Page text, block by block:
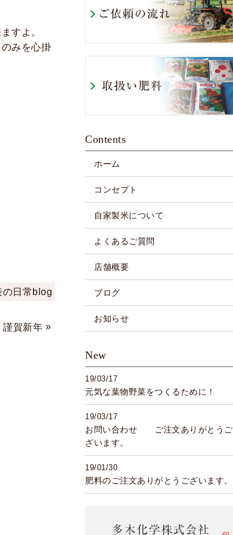
すよ。
みを心掛
の日常blog
謹賀新年 »
Contents
ホーム
コンセプト
自家製米について
よくあるご質問
店舗概要
ブログ
お知らせ
New
19/03/17
元気な葉物野菜をつくるために！
19/03/17
お問い合わせ ご注文ありがとうご
ざいます。
19/01/30
肥料のご注文ありがとうございます。